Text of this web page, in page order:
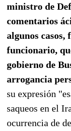
ministro de
comentarios
algunos casos,
funcionario,
gobierno de
arrogancia
su expresión
saqueos en el
ocurrencia de